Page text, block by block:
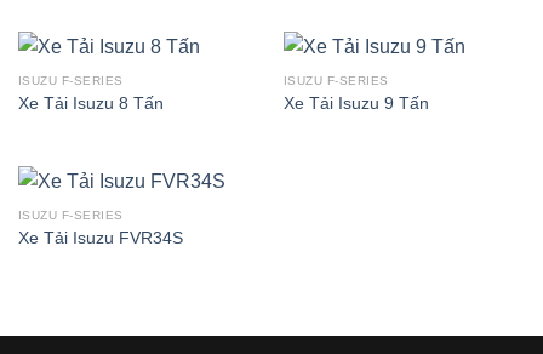
ISUZU F-SERIES
Xe Tải Isuzu 8 Tấn
ISUZU F-SERIES
Xe Tải Isuzu 9 Tấn
ISUZU F-SERIES
Xe Tải Isuzu FVR34S